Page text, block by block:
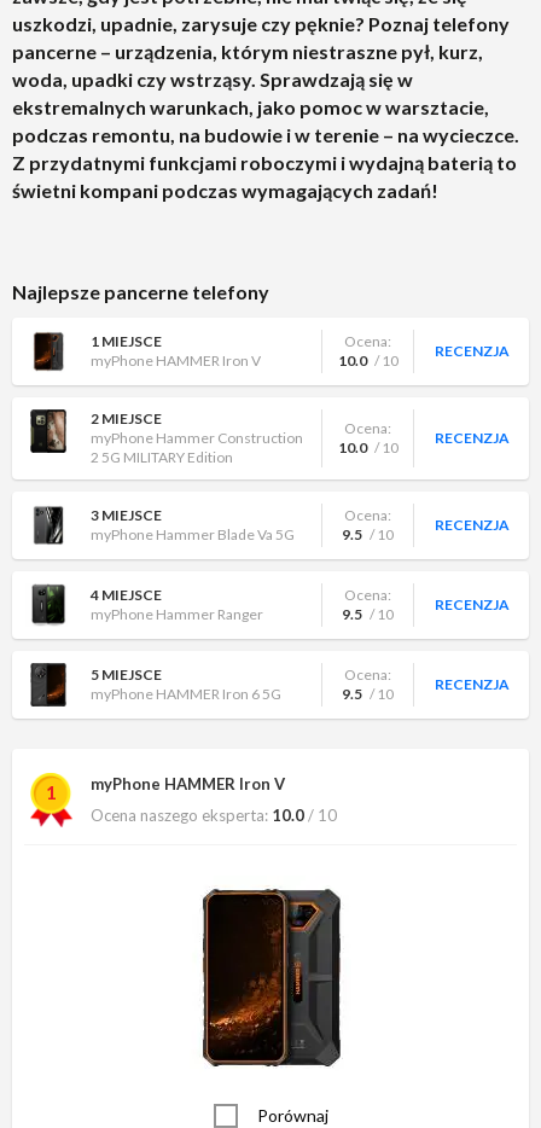
uszkodzi, upadnie, zarysuje czy pęknie? Poznaj telefony
pancerne – urządzenia, którym niestraszne pył, kurz,
woda, upadki czy wstrząsy. Sprawdzają się w
ekstremalnych warunkach, jako pomoc w warsztacie,
podczas remontu, na budowie i w terenie – na wycieczce.
Z przydatnymi funkcjami roboczymi i wydajną baterią to
świetni kompani podczas wymagających zadań!
Najlepsze pancerne telefony
1 MIEJSCE
myPhone HAMMER Iron V
Ocena:
10.0 / 10
RECENZJA
2 MIEJSCE
myPhone Hammer Construction
2 5G MILITARY Edition
Ocena:
10.0 / 10
RECENZJA
3 MIEJSCE
myPhone Hammer Blade Va 5G
Ocena:
9.5 / 10
RECENZJA
4 MIEJSCE
myPhone Hammer Ranger
Ocena:
9.5 / 10
RECENZJA
5 MIEJSCE
myPhone HAMMER Iron 6 5G
Ocena:
9.5 / 10
RECENZJA
1
myPhone HAMMER Iron V
Ocena naszego eksperta: 10.0/ 10
Porównaj